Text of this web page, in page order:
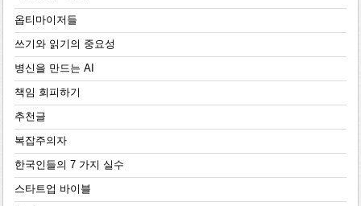
옵티마이저들
쓰기와 읽기의 중요성
병신을 만드는 AI
책임 회피하기
추천글
복잡주의자
한국인들의 7 가지 실수
스타트업 바이블